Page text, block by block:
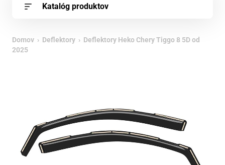
Katalóg produktov
Domov › Deflektory › Deflektory Heko Chery Tiggo 8 5D od
2025